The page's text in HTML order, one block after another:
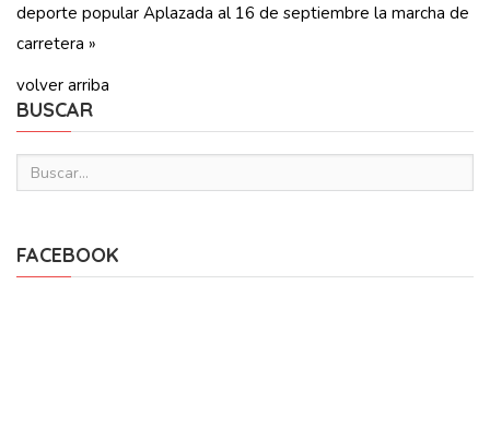
deporte popular Aplazada al 16 de septiembre la marcha de
carretera »
volver arriba
BUSCAR
FACEBOOK